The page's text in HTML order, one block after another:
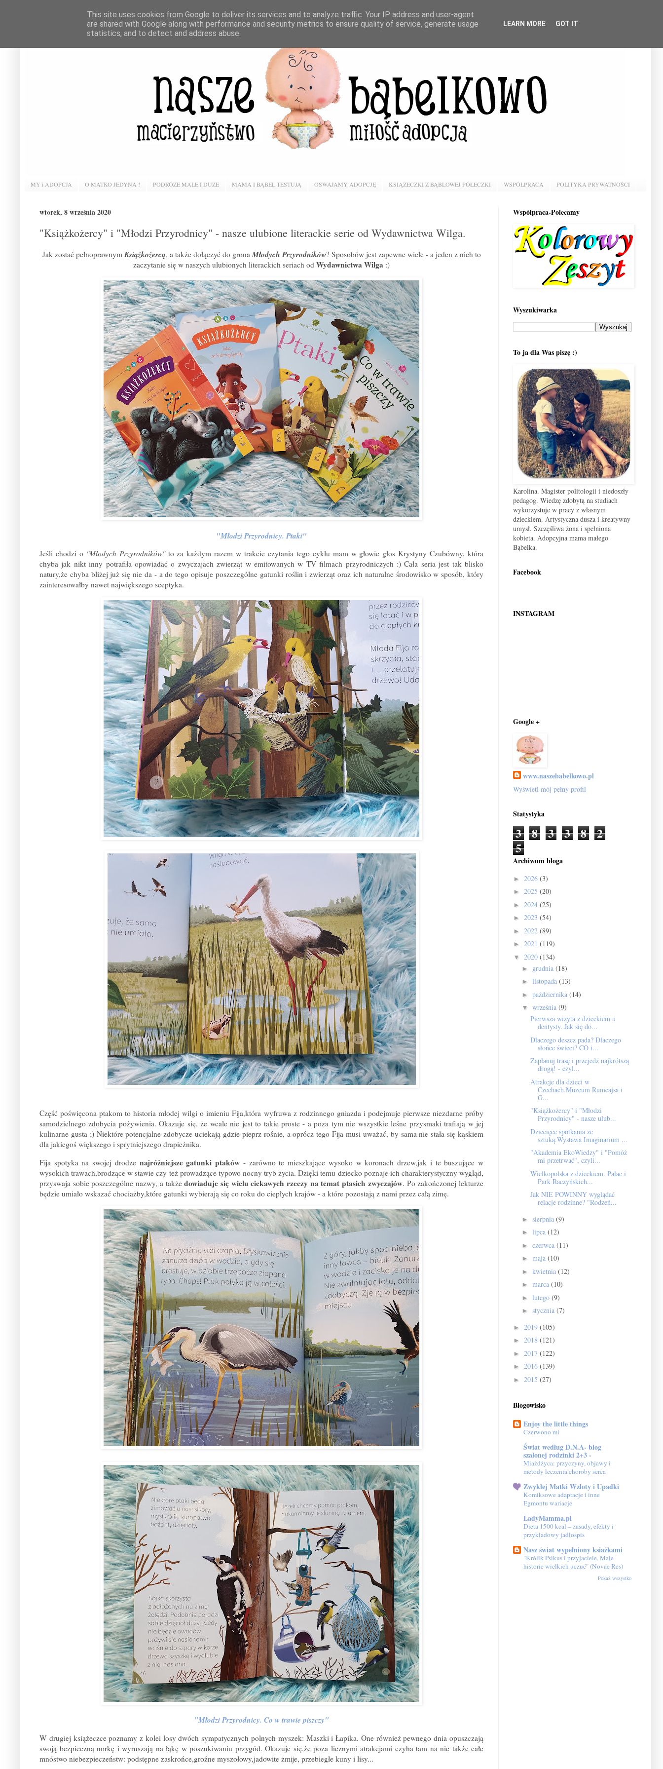
MY i ADOPCJA O MATKO JEDYNA ! PODRÓŻE MAŁE I DUŻE MAMA I BĄBEL TESTUJĄ OSWAJAMY ADOPCJĘ KSIĄŻECZKI Z BĄBLOWEJ PÓŁECZKI WSPÓŁPRACA POLITYKA PRYWATNOŚCI
wtorek, 8 września 2020
"Książkożercy" i "Młodzi Przyrodnicy" - nasze ulubione literackie serie od Wydawnictwa Wilga.
Jak zostać pełnoprawnym Książkożercą, a także dołączyć do grona Młodych Przyrodników? Sposobów jest zapewne wiele - a jeden z nich to
zaczytanie się w naszych ulubionych literackich seriach od Wydawnictwa Wilga :)
"Młodzi Przyrodnicy. Ptaki"
Jeśli chodzi o"Młodych Przyrodników" to za każdym razem w trakcie czytania tego cyklu mam w głowie głos Krystyny Czubówny, która
chyba jak nikt inny potrafiła opowiadać o zwyczajach zwierząt w emitowanych w TV filmach przyrodniczych :) Cała seria jest tak blisko
natury,że chyba bliżej już się nie da - a do tego opisuje poszczególne gatunki roślin i zwierząt oraz ich naturalne środowisko w sposób, który
zainteresowałby nawet największego sceptyka.
Część poświęcona ptakom to historia młodej wilgi o imieniu Fija,która wyfruwa z rodzinnego gniazda i podejmuje pierwsze niezdarne próby
samodzielnego zdobycia pożywienia. Okazuje się, że wcale nie jest to takie proste - a poza tym nie wszystkie leśne przysmaki trafiają w jej
kulinarne gusta ;) Niektóre potencjalne zdobycze uciekają gdzie pieprz rośnie, a oprócz tego Fija musi uważać, by sama nie stała się kąskiem
dla jakiegoś większego i sprytniejszego drapieżnika.
Fija spotyka na swojej drodze najróżniejsze gatunki ptaków - zarówno te mieszkające wysoko w koronach drzew,jak i te buszujące w
wysokich trawach,brodzące w stawie czy też prowadzące typowo nocny tryb życia. Dzięki temu dziecko poznaje ich charakterystyczny wygląd,
przyswaja sobie poszczególne nazwy, a takżedowiaduje się wielu ciekawych rzeczy na temat ptasich zwyczajów. Po zakończonej lekturze
będzie umiało wskazać chociażby,które gatunki wybierają się co roku do ciepłych krajów - a które pozostają z nami przez całą zimę.
"Młodzi Przyrodnicy. Co w trawie piszczy"
W drugiej książeczce poznamy z kolei losy dwóch sympatycznych polnych myszek: Maszki i Łapika. One również pewnego dnia opuszczają
swoją bezpieczną norkę i wyruszają na łąkę w poszukiwaniu przygód. Okazuje się,że poza licznymi atrakcjami czyha tam na nie także całe
mnóstwo niebezpieczeństw: podstępne zaskrońce,groźne myszołowy,jadowite żmije, przebiegłe kuny i lisy...
Współpraca-Polecamy
Wyszukiwarka
To ja dla Was piszę :)
Karolina. Magister politologii i niedoszły
pedagog. Wiedzę zdobytą na studiach
wykorzystuje w pracy z własnym
dzieckiem. Artystyczna dusza i kreatywny
umysł. Szczęśliwa żona i spełniona
kobieta. Adopcyjna mama małego
Bąbelka.
Facebook
INSTAGRAM
Google +
www.naszebabelkowo.pl
Wyświetl mój pełny profil
Statystyka
3 8 3 3 8 2
5
Archiwum bloga
► 2026 (3)
► 2025 (20)
► 2024 (25)
► 2023 (54)
► 2022 (89)
► 2021 (119)
▼ 2020 (134)
► grudnia (18)
► listopada (13)
► października (14)
▼ września (9)
Pierwsza wizyta z dzieckiem u
dentysty. Jak się do...
Dlaczego deszcz pada? Dlaczego
słońce świeci? CO i...
Zaplanuj trasę i przejedź najkrótszą
drogą! - czyl...
Atrakcje dla dzieci w
Czechach.Muzeum Rumcajsa i
G...
"Książkożercy" i "Młodzi
Przyrodnicy" - nasze ulub...
Dziecięce spotkania ze
sztuką.Wystawa Imaginarium ...
"Akademia EkoWiedzy" i "Pomóż
mi przetrwać", czyli...
Wielkopolska z dzieckiem. Pałac i
Park Raczyńskich...
Jak NIE POWINNY wyglądać
relacje rodzinne? "Rodzeń...
► sierpnia (9)
► lipca (12)
► czerwca (11)
► maja (10)
► kwietnia (12)
► marca (10)
► lutego (9)
► stycznia (7)
► 2019 (105)
► 2018 (121)
► 2017 (122)
► 2016 (139)
► 2015 (27)
Blogowisko
Enjoy the little things
Czerwono mi
Świat według D.N.A- blog
szalonej rodzinki 2+3 -
Miażdżyca: przyczyny, objawy i
metody leczenia choroby serca
Zwykłej Matki Wzloty i Upadki
Komiksowe adaptacje i inne
Egmontu wariacje
LadyMamma.pl
Dieta 1500 kcal – zasady, efekty i
przykładowy jadłospis
Nasz świat wypełniony ksiażkami
"Królik Psikus i przyjaciele. Małe
historie wielkich uczuć" (Novae Res)
Pokaż wszystko
This site uses cookies from Google to deliver its services and to analyze traffic. Your IP address and user-agent
are shared with Google along with performance and security metrics to ensure quality of service, generate usage
statistics, and to detect and address abuse.
LEARN MORE GOT IT